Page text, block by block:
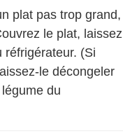
plat pas trop grand,
le plat, laissez
réfrigérateur. (Si
le décongeler
du